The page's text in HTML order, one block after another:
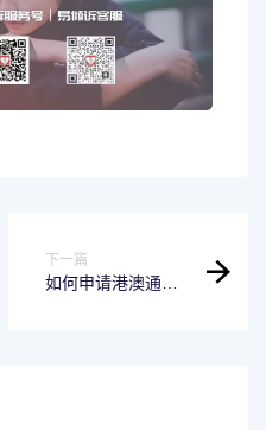
下一篇
如何申请港澳通行